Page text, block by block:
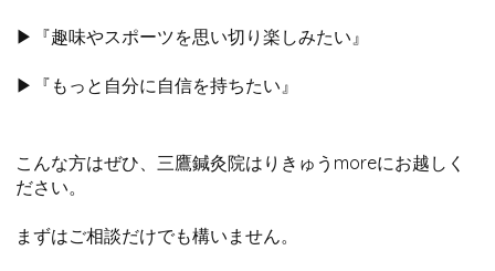
▶『趣味やスポーツを思い切り楽しみたい』
▶『もっと自分に自信を持ちたい』
こんな方はぜひ、三鷹鍼灸院はりきゅうmoreにお越しく
ださい。
まずはご相談だけでも構いません。